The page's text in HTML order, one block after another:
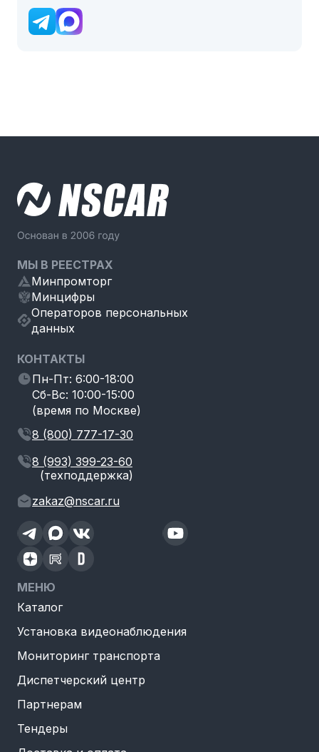
МЫ В РЕЕСТРАХ
Минпромторг
Минцифры
Операторов персональных
данных
КОНТАКТЫ
Пн-Пт: 6:00-18:00
Сб-Вс: 10:00-15:00
(время по Москве)
8 (800) 777-17-30
8 (993) 399-23-60
(техподдержка)
zakaz@nscar.ru
МЕНЮ
Каталог
Установка видеонаблюдения
Мониторинг транспорта
Диспетчерский центр
Партнерам
Тендеры